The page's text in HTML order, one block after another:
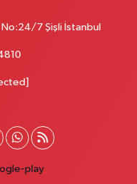
No:24/7 Şişli İstanbul